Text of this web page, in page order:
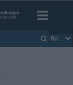
RU